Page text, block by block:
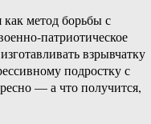
метод борьбы с
патриотическое
взрывчатку
подростку с
— а что получится,